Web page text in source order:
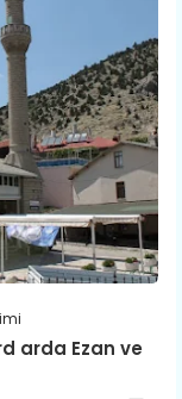
arda Ezan ve